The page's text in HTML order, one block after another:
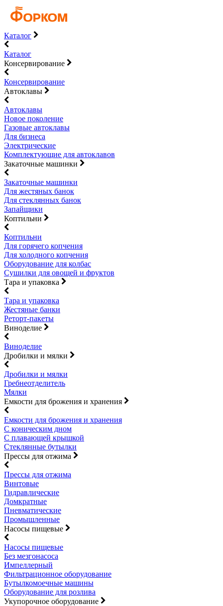
Каталог
Каталог
Консервирование
Консервирование
Автоклавы
Автоклавы
Новое поколение
Газовые автоклавы
Для бизнеса
Электрические
Комплектующие для автоклавов
Закаточные машинки
Закаточные машинки
Для жестяных банок
Для стеклянных банок
Запайщики
Коптильни
Коптильни
Для горячего копчения
Для холодного копчения
Оборудование для колбас
Сушилки для овощей и фруктов
Тара и упаковка
Тара и упаковка
Жестяные банки
Реторт-пакеты
Виноделие
Виноделие
Дробилки и мялки
Дробилки и мялки
Гребнеотделитель
Мялки
Емкости для брожения и хранения
Емкости для брожения и хранения
С коническим дном
С плавающей крышкой
Стеклянные бутылки
Прессы для отжима
Прессы для отжима
Винтовые
Гидравлические
Домкратные
Пневматические
Промышленные
Насосы пищевые
Насосы пищевые
Без мезгонасоса
Импеллерный
Фильтрационное оборудование
Бутылкомоечные машины
Оборудование для розлива
Укупорочное оборудование